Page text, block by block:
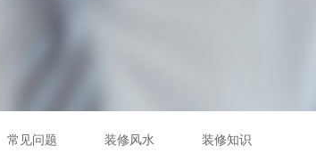
常见问题 装修风水 装修知识